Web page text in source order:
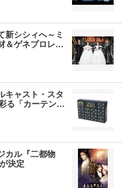
新シシィへ～ミ
＆ゲネプロレ…
キャスト・スタ
る「カーテン…
カル『二都物
決定